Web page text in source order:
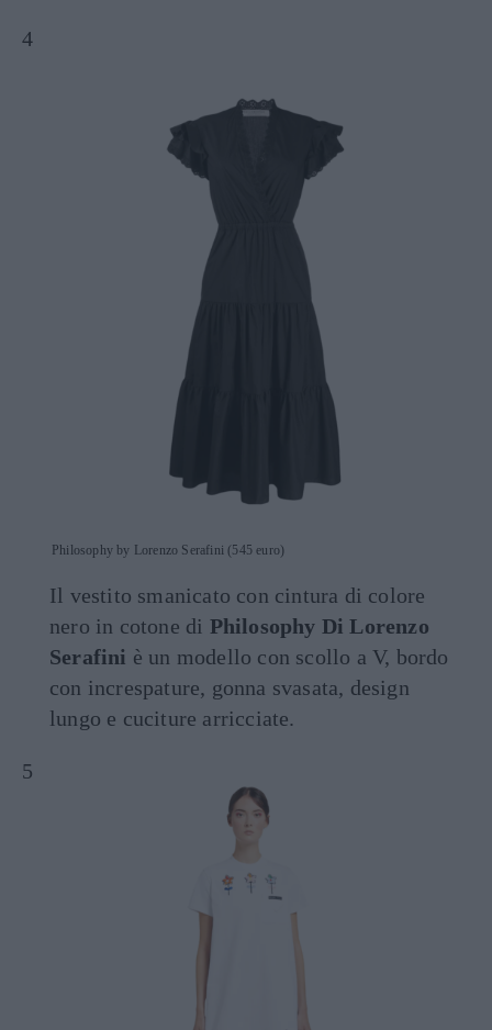
Philosophy by Lorenzo Serafini (545 euro)
Il vestito smanicato con cintura di colore
nero in cotone di Philosophy Di Lorenzo
Serafini è un modello con scollo a V, bordo
con increspature, gonna svasata, design
lungo e cuciture arricciate.